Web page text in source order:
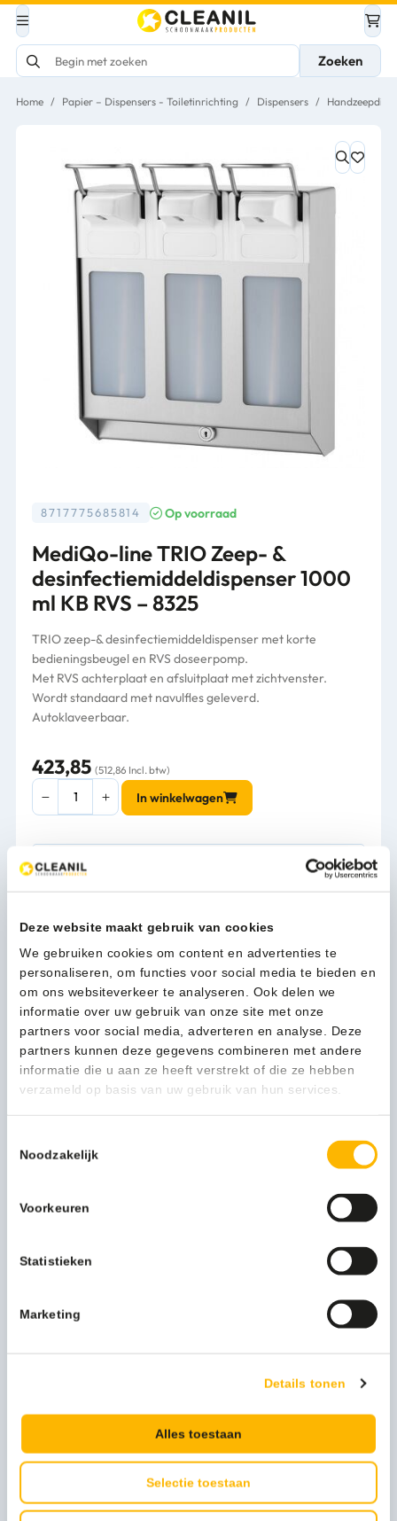
Deze website maakt gebruik van cookies
We gebruiken cookies om content en advertenties te
personaliseren, om functies voor social media te bieden en
om ons websiteverkeer te analyseren. Ook delen we
informatie over uw gebruik van onze site met onze
partners voor social media, adverteren en analyse. Deze
partners kunnen deze gegevens combineren met andere
informatie die u aan ze heeft verstrekt of die ze hebben
verzameld op basis van uw gebruik van hun services.
Noodzakelijk
Voorkeuren
Statistieken
Marketing
Details tonen
Alles toestaan
Selectie toestaan
Zoeken
Home / Papier – Dispensers - Toiletinrichting / Dispensers /
8717775685814 Op voorraad
MediQo-line TRIO Zeep- &
desinfectiemiddeldispenser 1000
ml KB RVS – 8325
TRIO zeep-& desinfectiemiddeldispenser met korte
bedieningsbeugel en RVS doseerpomp.
Met RVS achterplaat en afsluitplaat met zichtvenster.
Wordt standaard met navulfles geleverd.
Autoklaveerbaar.
423,85 (512,86 Incl. btw)
MediQo-
line
Zeep-
&
ml
RVS
In winkelwagen
Kan ik u helpen?
Neem contact op
Beschrijving
desinfectiemiddeldispenser 1000 ml KB RVS grijpt u nooit
mis.
drie dispensers, zodat u altijd alle desinfectiemiddelen in
aan de bovenkant. Door de beugel naar beneden te
desinfectiemiddel. De dispenser is voorzien van drie ruime
kijkvensters, zodat u de voorraad altijd goed in de gaten
dispenser ook bij snel gebruik tegen een flinke stoot kan.
Past de TRIO Zeep- & desinfectiemiddeldispenser 1000 ml
Meer productinformatie
Artikel hoogte mm 321